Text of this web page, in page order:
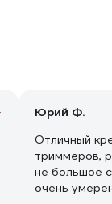
Юрий Ф.
Отличный
триммеров,
не большое
очень